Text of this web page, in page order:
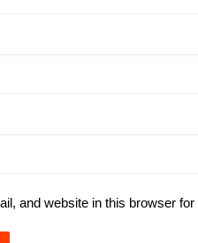
and website in this browser